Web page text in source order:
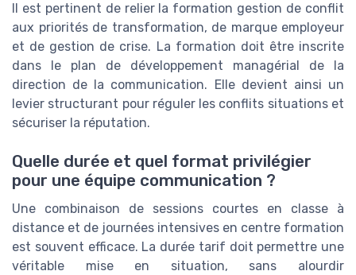
Il est pertinent de relier la formation gestion de conflit
aux priorités de transformation, de marque employeur
et de gestion de crise. La formation doit être inscrite
dans le plan de développement managérial de la
direction de la communication. Elle devient ainsi un
levier structurant pour réguler les conflits situations et
sécuriser la réputation.
Quelle durée et quel format privilégier
pour une équipe communication ?
Une combinaison de sessions courtes en classe à
distance et de journées intensives en centre formation
est souvent efficace. La durée tarif doit permettre une
véritable mise en situation, sans alourdir